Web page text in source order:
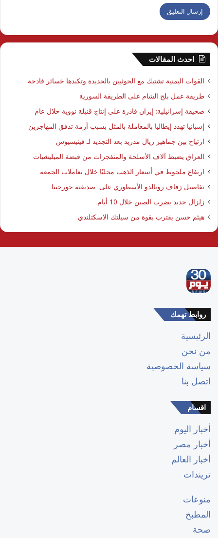
احدث المقالات
القوات اليمنية تشتبك مع الحوثيين بالحديدة وتكبدها خسائر فادحة
طريقة عمل بلح الشام على الطريقة السورية
صحيفة إسرائيلية: إيران قادرة على إنتاج قنبلة نووية خلال عام
إسبانيا تهدد إيطاليا بالمعاملة بالمثل بسبب أزمة تدفق المهاجرين
ارتياح بين جماهير ريال مدريد بعد التجديد لـ فينيسيوس
العراق يضبط آلاف الأسلحة والمتفجرات من قبضة الميليشبات
ارتفاع ملحوظ في أسعار الذهب محليًا خلال تعاملات الجمعة
تفاصيل زفاف رونالدو الأسطوري على صديقته جورجينا
زلزال جديد يضرب الصين خلال 10 أيام
هيثم حسن يقترب بقوة من سيلتك الاسكتلندي
روابط تهمك
الرئيسية
من نحن
سياسة الخصوصية
اتصل بنا
اقسام
أخبار اليوم
أخبار مصر
أخبار العالم
تريندات
منوعات
المطبخ
صحة